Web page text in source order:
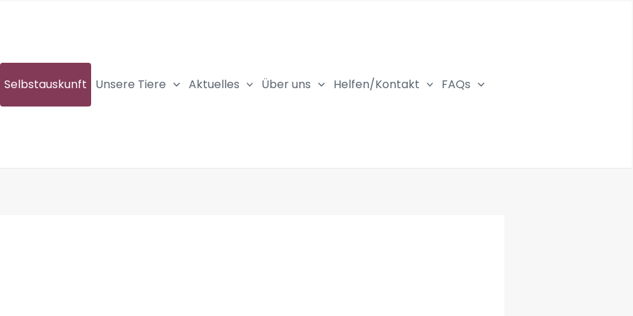
Selbstauskunft Unsere Tiere Aktuelles Über uns Helfen/Kontakt FAQs